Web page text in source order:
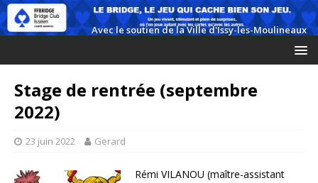
Stage de rentrée (septembre
2022)
23 juin 2022 Gerard
Rémi VILANOU (maître-assistant